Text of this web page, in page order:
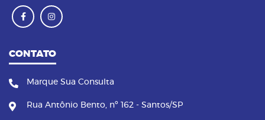
CONTATO
Marque Sua Consulta
Rua Antônio Bento, nº 162 - Santos/SP